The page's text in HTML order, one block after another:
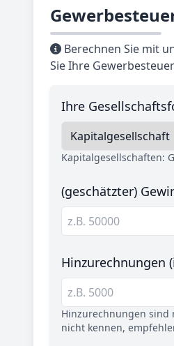
Berechnen Sie mit
Sie Ihre
Ihre
Kapitalgesellschaften:
(geschätzter)
Hinzurechnungen
Hinzurechnungen sind
nicht kennen,